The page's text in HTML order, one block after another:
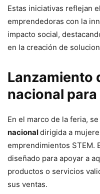
Estas iniciativas reflejan
emprendedoras con la
impacto social,
en la creación de
Lanzamiento
nacional
En el marco de la feria,
nacionaldirigida a
emprendimientos STEM.
diseñado para apoyar a
productos o servicios
sus ventas.